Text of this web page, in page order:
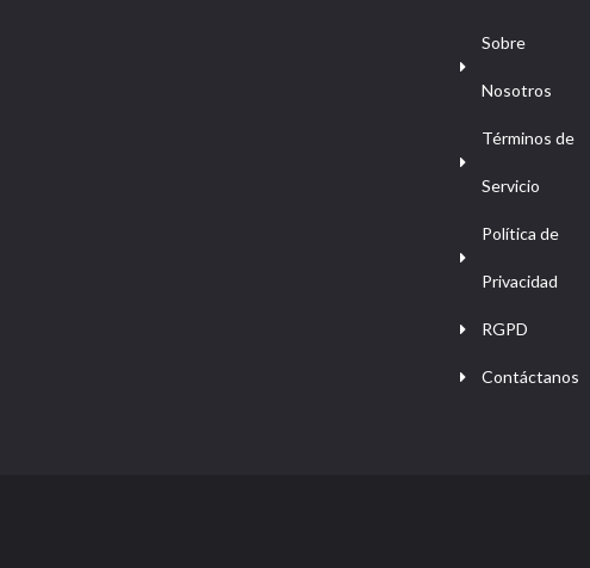
Sobre
Nosotros
Términos de
Servicio
Política de
Privacidad
RGPD
Contáctanos